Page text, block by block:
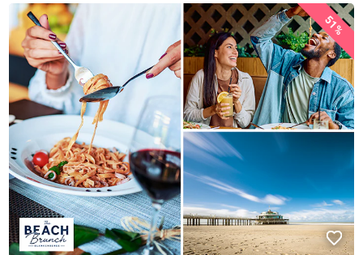
51%